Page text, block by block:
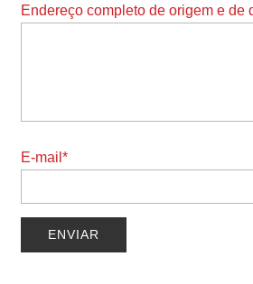
Endereço completo de origem e de
E-mail*